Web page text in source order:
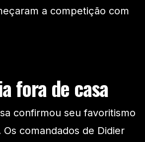
a competição com
fora de casa
confirmou seu favoritismo
comandados de Didier